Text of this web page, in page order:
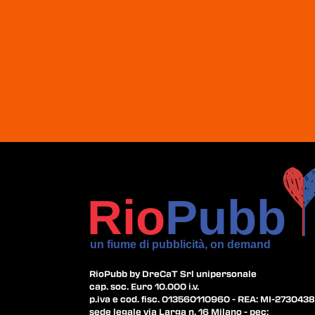
RioPubb by DreCaT Srl unipersonale
cap. soc. Euro 10.000 i.v.
p.iva e cod. fisc. 013560110960 - REA: MI-2730438
sede legale via Larga n. 16 Milano - pec: